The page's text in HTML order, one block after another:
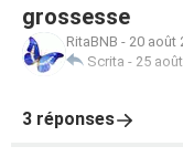
grossesse
RitaBNB - 20 août
Scrita - 25
3 réponses